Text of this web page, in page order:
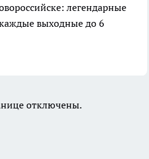
легендарные
выходные до 6
отключены.